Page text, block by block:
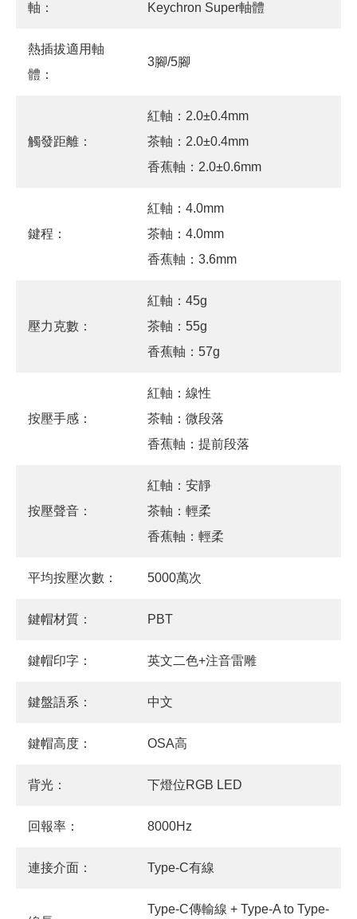
軸： Keychron Super軸體
熱插拔適用軸
體：
3腳/5腳
觸發距離：
紅軸：2.0±0.4mm
茶軸：2.0±0.4mm
香蕉軸：2.0±0.6mm
鍵程：
紅軸：4.0mm
茶軸：4.0mm
香蕉軸：3.6mm
壓力克數：
紅軸：45g
茶軸：55g
香蕉軸：57g
按壓手感：
紅軸：線性
茶軸：微段落
香蕉軸：提前段落
按壓聲音：
紅軸：安靜
茶軸：輕柔
香蕉軸：輕柔
平均按壓次數： 5000萬次
鍵帽材質： PBT
鍵帽印字： 英文二色+注音雷雕
鍵盤語系： 中文
鍵帽高度： OSA高
背光： 下燈位RGB LED
回報率： 8000Hz
連接介面： Type-C有線
Type-C傳輸線 + Type-A to Type-